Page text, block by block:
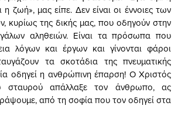
ζωή», μας είπε. Δεν είναι οι έννοιες των
κυρίως της δικής μας, που οδηγούν στην
αληθειών. Είναι τα πρόσωπα που
λόγων και έργων και γίνονται φάροι
τα σκοτάδια της πνευματικής
οδηγεί η ανθρώπινη έπαρση! Ο Χριστός
απάλλαξε τον άνθρωπο, ας
από τη σοφία που τον οδηγεί στα